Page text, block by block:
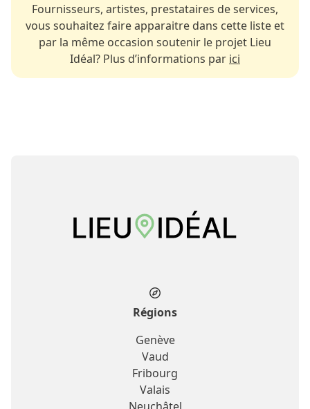
Fournisseurs, artistes, prestataires de services,
vous souhaitez faire apparaitre dans cette liste et
par la même occasion soutenir le projet Lieu
Idéal? Plus d’informations par ici
Régions
Genève
Vaud
Fribourg
Valais